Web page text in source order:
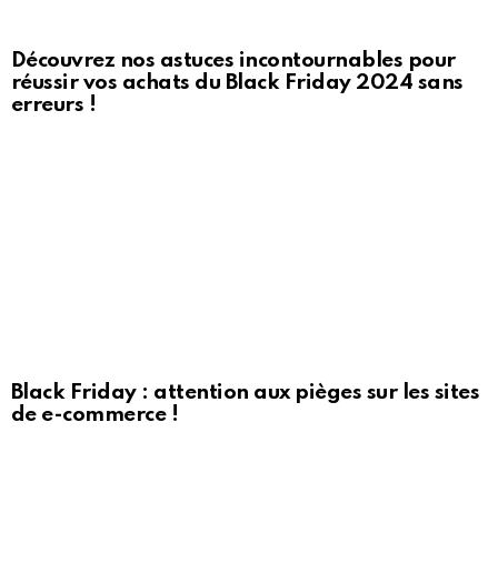
Découvrez nos astuces incontournables pour
réussir vos achats du Black Friday 2024 sans
erreurs !
Black Friday : attention aux pièges sur les sites
de e-commerce !